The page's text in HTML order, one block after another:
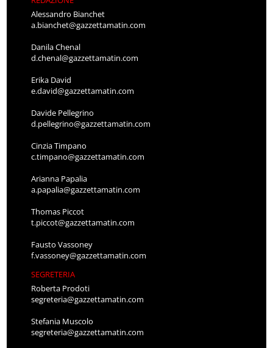
Alessandro Bianchet
a.bianchet@gazzettamatin.com
Danila Chenal
d.chenal@gazzettamatin.com
Erika David
e.david@gazzettamatin.com
Davide Pellegrino
d.pellegrino@gazzettamatin.com
Cinzia Timpano
c.timpano@gazzettamatin.com
Arianna Papalia
a.papalia@gazzettamatin.com
Thomas Piccot
t.piccot@gazzettamatin.com
Fausto Vassoney
f.vassoney@gazzettamatin.com
SEGRETERIA
Roberta Prodoti
segreteria@gazzettamatin.com
Stefania Muscolo
segreteria@gazzettamatin.com